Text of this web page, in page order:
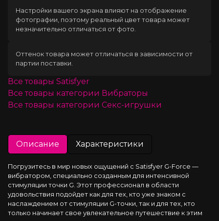
Настройки вашего экрана влияют на отображение
фотографии, поэтому реальный цвет товара может
незначительно отличаться от фото.
Оттенок товара может отличаться в зависимости от
партии поставки.
Все товары Satisfyer
Все товары категории Вибраторы
Все товары категории Секс-игрушки
Описание Характеристики
Погрузитесь в мир новых ощущений с Satisfyer G-Force —
вибратором, специально созданным для интенсивной
стимуляции точки G. Этот профессионал в области
удовольствия подойдет как для тех, кто уже знаком с
наслаждением от стимуляции G-точки, так и для тех, кто
только начинает свое увлекательное путешествие к этим